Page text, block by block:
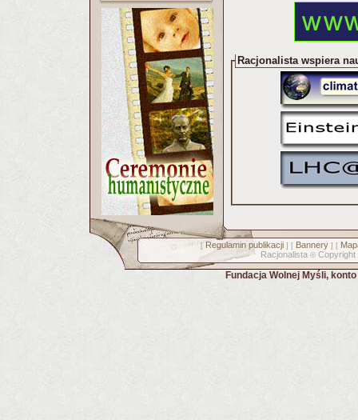
Racjonalista wspiera
[ Regulamin publikacji] [ Bannery] [
Racjonalista © Copyright
Fundacja Wolnej Myśli,